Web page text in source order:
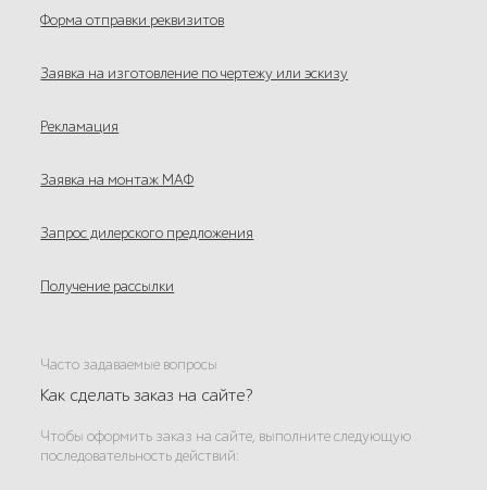
Форма отправки реквизитов
Заявка на изготовление по чертежу или эскизу
Рекламация
Заявка на монтаж МАФ
Запрос дилерского предложения
Получение рассылки
Часто задаваемые вопросы
Как сделать заказ на сайте?
Чтобы оформить заказ на сайте, выполните следующую
последовательность действий: